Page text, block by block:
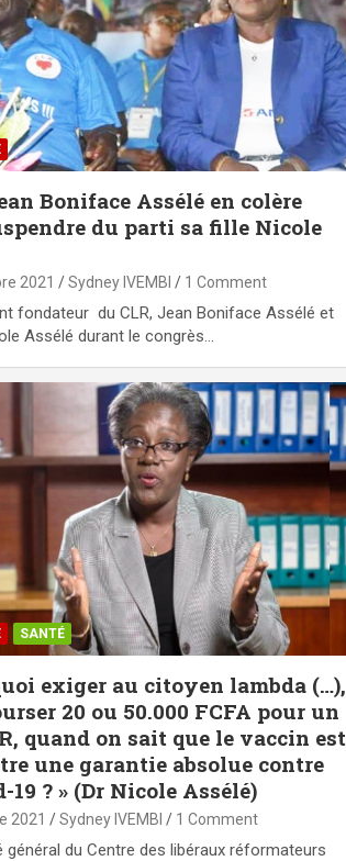
Boniface Assélé en colère
du parti sa fille Nicole
2021 Sydney IVEMBI 1 Comment
fondateur du CLR, Jean Boniface Assélé et
Assélé durant le congrès…
SANTÉ
exiger au citoyen lambda (…),
20 ou 50.000 FCFA pour un
quand on sait que le vaccin est
une garantie absolue contre
19 ? » (Dr Nicole Assélé)
2021 Sydney IVEMBI 1 Comment
général du Centre des libéraux réformateurs